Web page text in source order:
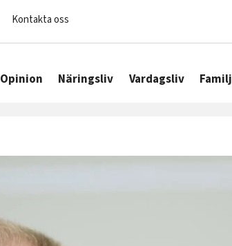
Kontakta oss
Opinion Näringsliv Vardagsliv Familj